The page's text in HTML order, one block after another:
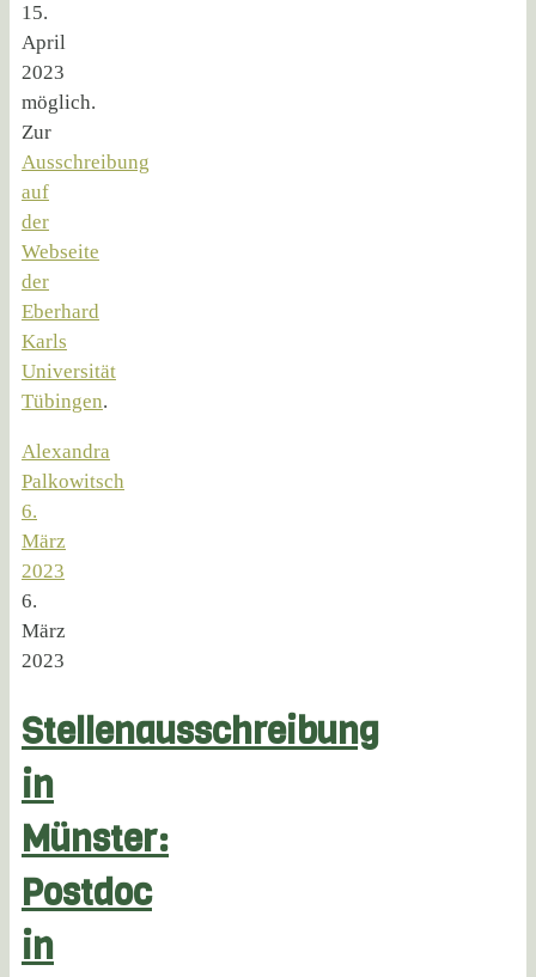
15.
April
2023
möglich.
Zur
Ausschreibung
auf
der
Webseite
der
Eberhard
Karls
Universität
Tübingen.
Alexandra
Palkowitsch
6.
März
2023
6.
März
2023
Stellenausschreibung
in
Münster:
Postdoc
in